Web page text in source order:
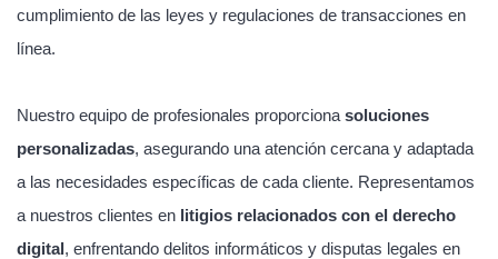
cumplimiento de las leyes y regulaciones de transacciones en
línea.
Nuestro equipo de profesionales proporciona soluciones
personalizadas, asegurando una atención cercana y adaptada
a las necesidades específicas de cada cliente. Representamos
a nuestros clientes en litigios relacionados con el derecho
digital, enfrentando delitos informáticos y disputas legales en